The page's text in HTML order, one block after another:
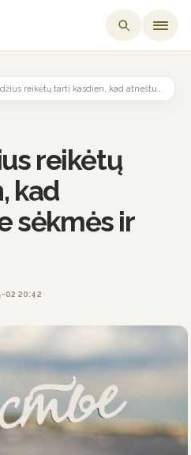
reikėtų
kad
sėkmės ir
02 20:42